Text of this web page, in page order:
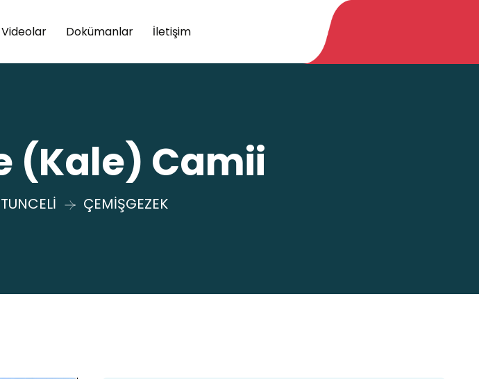
Videolar Dokümanlar İletişim
(Kale) Camii
TUNCELİ ÇEMİŞGEZEK